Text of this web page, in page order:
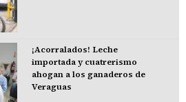
¡Acorralados! Leche
importada y cuatrerismo
ahogan a los ganaderos de
Veraguas